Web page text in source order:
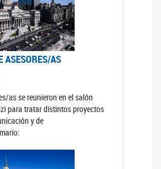
ASESORES/AS
as se reunieron en el salón
para tratar distintos proyectos
y de